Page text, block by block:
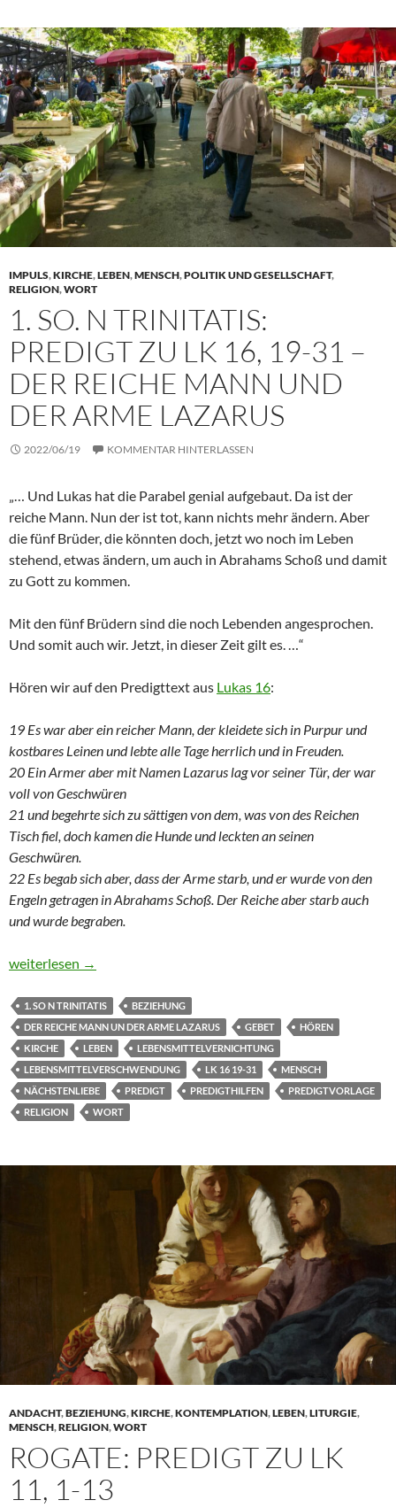
IMPULS,KIRCHE,LEBEN,MENSCH,POLITIK UND GESELLSCHAFT,
RELIGION,WORT
1. SO. N TRINITATIS:
PREDIGT ZU LK 16, 19-31 –
DER REICHE MANN UND
DER ARME LAZARUS
2022/06/19 KOMMENTAR HINTERLASSEN
„… Und Lukas hat die Parabel genial aufgebaut. Da ist der
reiche Mann. Nun der ist tot, kann nichts mehr ändern. Aber
die fünf Brüder, die könnten doch, jetzt wo noch im Leben
stehend, etwas ändern, um auch in Abrahams Schoß und damit
zu Gott zu kommen.
Mit den fünf Brüdern sind die noch Lebenden angesprochen.
Und somit auch wir. Jetzt, in dieser Zeit gilt es. …“
Hören wir auf den Predigttext aus Lukas 16:
19 Es war aber ein reicher Mann, der kleidete sich in Purpur und
kostbares Leinen und lebte alle Tage herrlich und in Freuden.
20 Ein Armer aber mit Namen Lazarus lag vor seiner Tür, der war
voll von Geschwüren
21 und begehrte sich zu sättigen von dem, was von des Reichen
Tisch fiel, doch kamen die Hunde und leckten an seinen
Geschwüren.
22 Es begab sich aber, dass der Arme starb, und er wurde von den
Engeln getragen in Abrahams Schoß. Der Reiche aber starb auch
und wurde begraben.
1. So. n Trinitatis: Predigt zu Lk 16, 19-31 – der reiche Mann und
weiterlesen →
1. SO N TRINITATIS
BEZIEHUNG
DER REICHE MANN UN DER ARME LAZARUS
GEBET
HÖREN
KIRCHE
LEBEN
LEBENSMITTELVERNICHTUNG
LEBENSMITTELVERSCHWENDUNG
LK 16 19-31
MENSCH
NÄCHSTENLIEBE
PREDIGT PREDIGTHILFEN
PREDIGTVORLAGE
RELIGION
WORT
ANDACHT,BEZIEHUNG,KIRCHE,KONTEMPLATION,LEBEN,LITURGIE,
MENSCH,RELIGION,WORT
ROGATE: PREDIGT ZU LK
11, 1-13